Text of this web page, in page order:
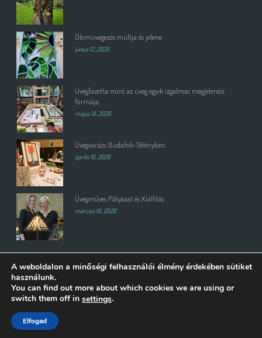
Ólomüvegezés múltja és jelene
június 12, 2026
Üvegfazetta mint az üveg egyik izgalmas megjelenési
formája.
május 18, 2026
Üvegvarázs Budafok-Tétényben
április 16, 2026
Üvegműves Pályázat és Kiállítás
március 16, 2026
Copyright All Rights Reserved © 2015 | Weboldalt készítette és üzemelteti:
A weboldalon a minőségi felhasználói élmény érdekében sütiket
használunk.
You can find out more about which cookies we are using or
switch them off in settings.
Elfogad